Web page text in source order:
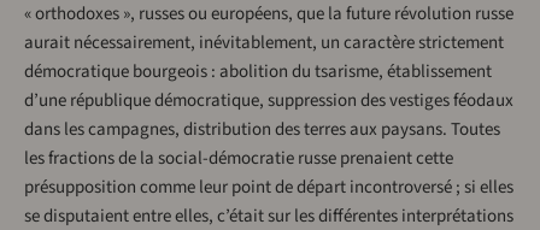
« orthodoxes », russes ou européens, que la future révolution russe
aurait nécessairement, inévitablement, un caractère strictement
démocratique bourgeois : abolition du tsarisme, établissement
d’une république démocratique, suppression des vestiges féodaux
dans les campagnes, distribution des terres aux paysans. Toutes
les fractions de la social-démocratie russe prenaient cette
présupposition comme leur point de départ incontroversé ; si elles
se disputaient entre elles, c’était sur les différentes interprétations